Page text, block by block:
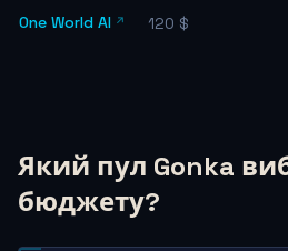
One World AI 120 $
Який пул Gonka
бюджету?